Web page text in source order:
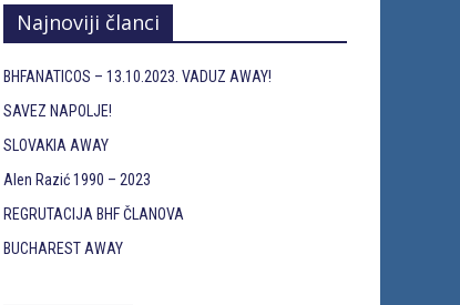
Najnoviji članci
BHFANATICOS – 13.10.2023. VADUZ AWAY!
SAVEZ NAPOLJE!
SLOVAKIA AWAY
Alen Razić 1990 – 2023
REGRUTACIJA BHF ČLANOVA
BUCHAREST AWAY